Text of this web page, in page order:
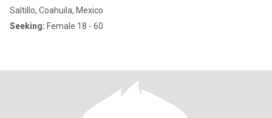
Saltillo, Coahuila, Mexico
Seeking: Female 18 - 60